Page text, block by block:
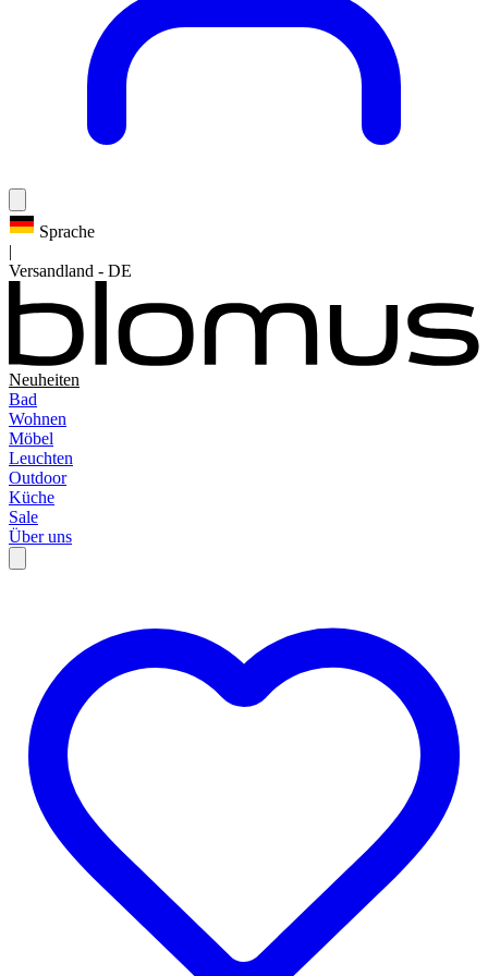
Sprache
|
Versandland - DE
Neuheiten
Bad
Wohnen
Möbel
Leuchten
Outdoor
Küche
Sale
Über uns